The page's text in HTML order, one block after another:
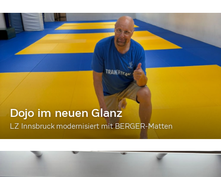
Dojo im neuen Glanz
LZ Innsbruck modernisiert mit BERGER-Matten